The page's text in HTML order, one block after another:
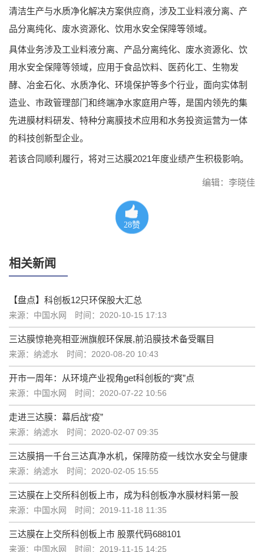
清洁生产与水质净化解决方案供应商，涉及工业料液分离、产
品分离纯化、废水资源化、饮用水安全保障等领域。
具体业务涉及工业料液分离、产品分离纯化、废水资源化、饮
用水安全保障等领域，应用于食品饮料、医药化工、生物发
酵、冶金石化、水质净化、环境保护等多个行业，面向实体制
造业、市政管理部门和终端净水家庭用户等，是国内领先的集
先进膜材料研发、特种分离膜技术应用和水务投资运营为一体
的科技创新型企业。
若该合同顺利履行，将对三达膜2021年度业绩产生积极影响。
编辑：李晓佳
28赞
相关新闻
【盘点】科创板12只环保股大汇总
来源：中国水网 时间：2020-10-15 17:13
三达膜惊艳亮相亚洲旗舰环保展,前沿膜技术备受瞩目
来源：纳滤水 时间：2020-08-20 10:43
开市一周年：从环境产业视角get科创板的“爽”点
来源：中国水网 时间：2020-07-22 10:56
走进三达膜：幕后战“疫”
来源：纳滤水 时间：2020-02-07 09:35
三达膜捐一千台三达真净水机，保障防疫一线饮水安全与健康
来源：纳滤水 时间：2020-02-05 15:55
三达膜在上交所科创板上市，成为科创板净水膜材料第一股
来源：中国水网 时间：2019-11-18 11:35
三达膜在上交所科创板上市 股票代码688101
来源：中国水网 时间：2019-11-15 14:25